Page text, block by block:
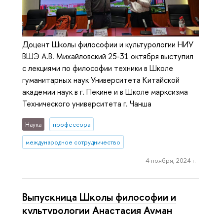
Доцент Школы философии и культурологии НИУ
ВШЭ А.В. Михайловский 25-31 октября выступил
с лекциями по философии техники в Школе
гуманитарных наук Университета Китайской
академии наук в г. Пекине и в Школе марксизма
Технического университета г. Чанша
Наука профессора
международное сотрудничество
4 ноября, 2024 г.
Выпускница Школы философии и
культурологии Анастасия Ауман